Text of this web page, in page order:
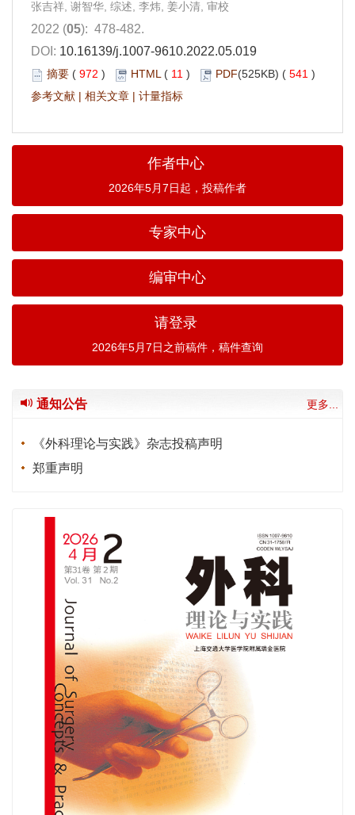
张吉祥, 谢智华, 综述, 李炜, 姜小清, 审校
2022 (05): 478-482.
DOI: 10.16139/j.1007-9610.2022.05.019
摘要 ( 972 ) HTML( 11 ) PDF(525KB) ( 541 )
参考文献 | 相关文章 | 计量指标
作者中心
2026年5月7日起，投稿作者
专家中心
编审中心
请登录
2026年5月7日之前稿件，稿件查询
通知公告 更多...
《外科理论与实践》杂志投稿声明
郑重声明